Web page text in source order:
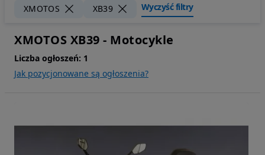
XMOTOS XB39 Wyczyść filtry
XMOTOS XB39 - Motocykle
Liczba ogłoszeń: 1
Jak pozycjonowane są ogłoszenia?